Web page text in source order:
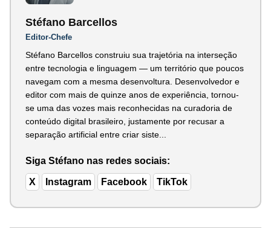
Stéfano Barcellos
Editor-Chefe
Stéfano Barcellos construiu sua trajetória na interseção
entre tecnologia e linguagem — um território que poucos
navegam com a mesma desenvoltura. Desenvolvedor e
editor com mais de quinze anos de experiência, tornou-
se uma das vozes mais reconhecidas na curadoria de
conteúdo digital brasileiro, justamente por recusar a
separação artificial entre criar siste...
Siga Stéfano nas redes sociais:
X Instagram Facebook TikTok